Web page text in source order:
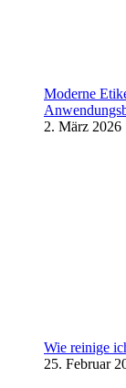
Moderne
2. März 2026
Wie reinige
25. Februar